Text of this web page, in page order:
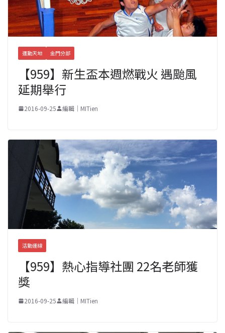
運動天地 金門分部
【959】新生盃本週燃戰火 遇颱風
延期舉行
2016-09-25 編輯｜MITien
活動連線
【959】熱心指導社團 22名老師獲
獎
2016-09-25 編輯｜MITien